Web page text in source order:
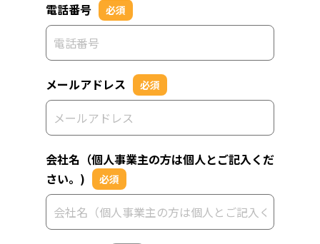
電話番号 必須
メールアドレス 必須
会社名（個人事業主の方は個人とご記入くだ
さい。)
必須